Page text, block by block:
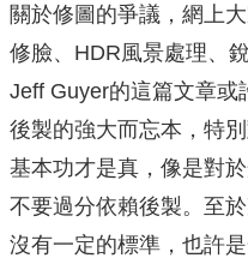
關於修圖的爭議，網上
修臉、HDR風景處理、
Jeff Guyer的這篇文章或
後製的強大而忘本，特
基本功才是真，像是對
不要過分依賴後製。至
沒有一定的標準，也許